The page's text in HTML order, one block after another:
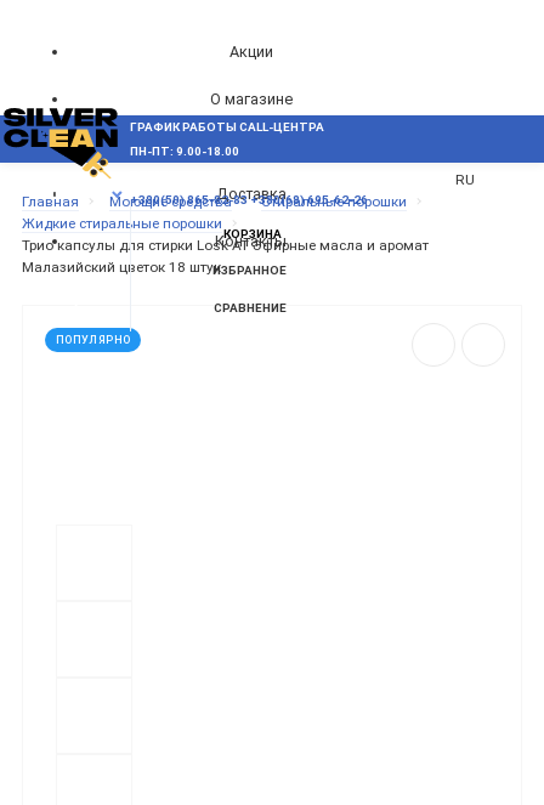
Акции
О магазине
Блог
Доставка
Контакты
RU
МЕНЮ
ГРАФИК РАБОТЫ CALL-ЦЕНТРА
ПН-ПТ: 9.00-18.00
+380(50) 865-82-83 +380(68) 695-62-26
КОРЗИНА
ИЗБРАННОЕ
СРАВНЕНИЕ
Главная Моющие средства
Стиральные порошки
Жидкие стиральные порошки
Трио капсулы для стирки Losk АТ Эфирные масла и аромат
Малазийский цветок 18 штук
ПОПУЛЯРНО